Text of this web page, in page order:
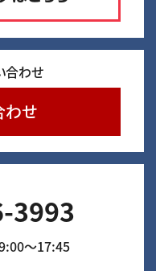
合わせ
わせ
3993
～17:45